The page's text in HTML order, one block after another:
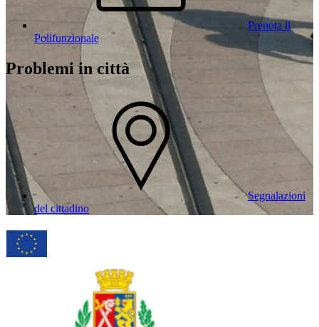
Prenota il
Polifunzionale
Problemi in città
Segnalazioni
del cittadino